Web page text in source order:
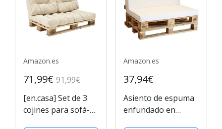
Amazon.es
71,99€ 91,99€
[en.casa] Set de 3
cojines para sofá-
Amazon.es
37,94€
Asiento de espuma
enfundado en